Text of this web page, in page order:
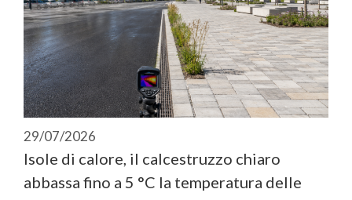
29/07/2026
Isole di calore, il calcestruzzo chiaro
abbassa fino a 5 °C la temperatura delle